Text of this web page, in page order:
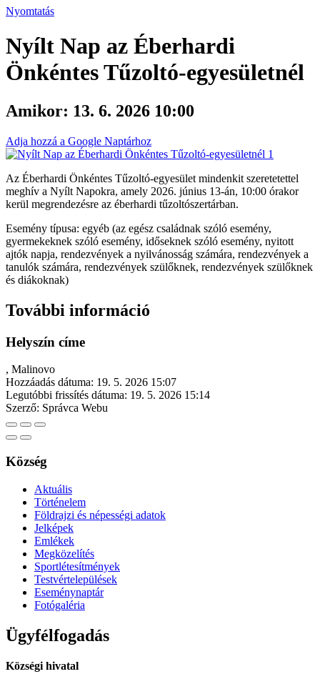
Nyomtatás
Nyílt Nap az Éberhardi
Önkéntes Tűzoltó-egyesületnél
Amikor: 13. 6. 2026 10:00
Adja hozzá a Google Naptárhoz
Az Éberhardi Önkéntes Tűzoltó-egyesület mindenkit szeretetettel
meghív a Nyílt Napokra, amely 2026. június 13-án, 10:00 órakor
kerül megrendezésre az éberhardi tűzoltószertárban.
Esemény típusa: egyéb (az egész családnak szóló esemény,
gyermekeknek szóló esemény, időseknek szóló esemény, nyitott
ajtók napja, rendezvények a nyilvánosság számára, rendezvények a
tanulók számára, rendezvények szülőknek, rendezvények szülőknek
és diákoknak)
További információ
Helyszín címe
, Malinovo
Hozzáadás dátuma: 19. 5. 2026 15:07
Legutóbbi frissítés dátuma: 19. 5. 2026 15:14
Szerző: Správca Webu
Község
Aktuális
Történelem
Földrajzi és népességi adatok
Jelképek
Emlékek
Megközelítés
Sportlétesítmények
Testvértelepülések
Eseménynaptár
Fotógaléria
Ügyfélfogadás
Községi hivatal